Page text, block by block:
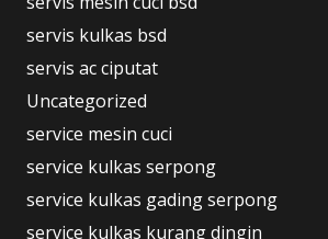
servis kulkas bsd
servis ac ciputat
Uncategorized
service mesin cuci
service kulkas serpong
service kulkas gading serpong
service kulkas kurang dingin